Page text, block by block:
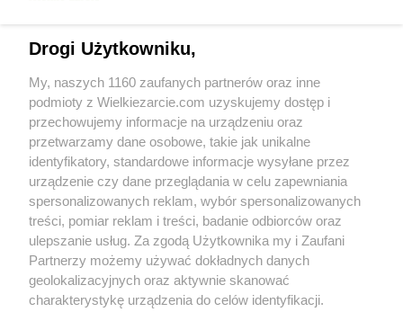
Karczek z grilla a'la
Gregu
11.3k 79 3
grzesiuncio37
Od kiedy z nami:
2012-04-28
Status:
zablokowany
Wypowiedzi na forum:
1
Wystawione komentarze:
1
Otrzymane komentarze:
Drogi Użytkowniku,
My, naszych 1160 zaufanych partnerów oraz inne
podmioty z Wielkiezarcie.com uzyskujemy dostęp i
przechowujemy informacje na urządzeniu oraz
przetwarzamy dane osobowe, takie jak unikalne
identyfikatory, standardowe informacje wysyłane przez
urządzenie czy dane przeglądania w celu zapewniania
spersonalizowanych reklam, wybór spersonalizowanych
treści, pomiar reklam i treści, badanie odbiorców oraz
ulepszanie usług. Za zgodą Użytkownika my i Zaufani
Partnerzy możemy używać dokładnych danych
geolokalizacyjnych oraz aktywnie skanować
charakterystykę urządzenia do celów identyfikacji.